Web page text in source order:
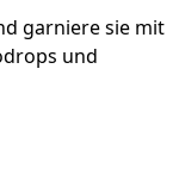
garniere sie mit
und